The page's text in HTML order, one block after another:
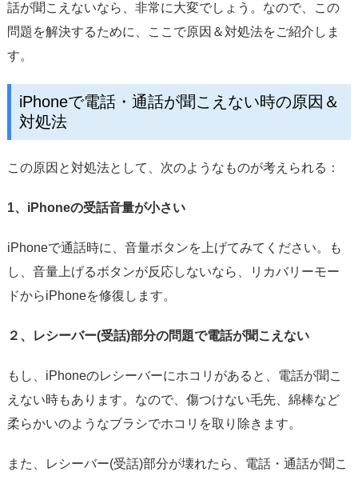
話が聞こえないなら、非常に大変でしょう。なので、この
問題を解決するために、ここで原因＆対処法をご紹介しま
す。
iPhoneで電話・通話が聞こえない時の原因＆
対処法
この原因と対処法として、次のようなものが考えられる：
1、iPhoneの受話音量が小さい
iPhoneで通話時に、音量ボタンを上げてみてください。も
し、音量上げるボタンが反応しないなら、リカバリーモー
ドからiPhoneを修復します。
２、レシーバー(受話)部分の問題で電話が聞こえない
もし、iPhoneのレシーバーにホコリがあると、電話が聞こ
えない時もあります。なので、傷つけない毛先、綿棒など
柔らかいのようなブラシでホコリを取り除きます。
また、レシーバー(受話)部分が壊れたら、電話・通話が聞こ